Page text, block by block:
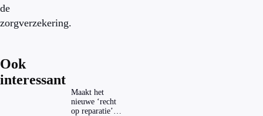
de
zorgverzekering.
Ook
interessant
Maakt het
nieuwe ‘recht
op reparatie’